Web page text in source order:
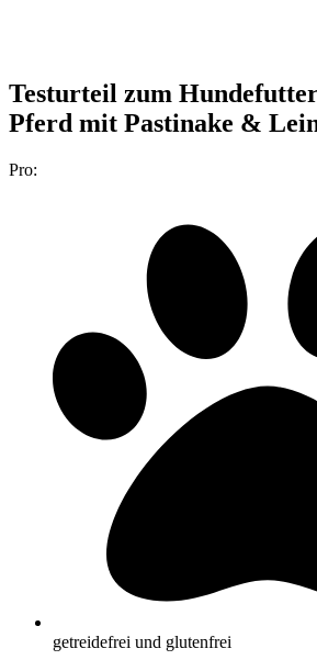
Testurteil zum
Pferd mit Pastinake &
Pro:
getreidefrei und glutenfrei